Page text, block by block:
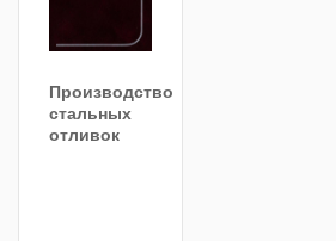
Производство
стальных
отливок